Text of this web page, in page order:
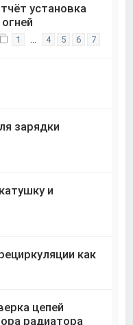
установка
1 4 5 6 7
зарядки
и
как
цепей
радиатора